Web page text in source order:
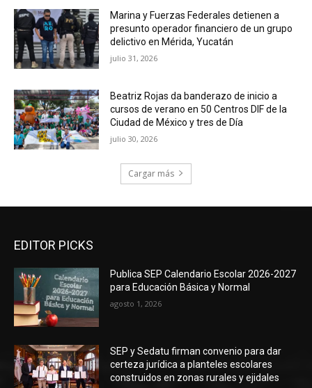
Marina y Fuerzas Federales detienen a
presunto operador financiero de un grupo
delictivo en Mérida, Yucatán
julio 31, 2026
Beatriz Rojas da banderazo de inicio a
cursos de verano en 50 Centros DIF de la
Ciudad de México y tres de Día
julio 30, 2026
Cargar más
EDITOR PICKS
Publica SEP Calendario Escolar 2026-2027
para Educación Básica y Normal
agosto 1, 2026
SEP y Sedatu firman convenio para dar
certeza jurídica a planteles escolares
construidos en zonas rurales y ejidales